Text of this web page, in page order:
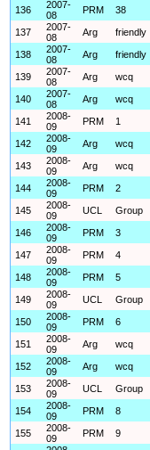
136
2007-
08
PRM 38
137
2007-
08
Arg friendly
138
2007-
08
Arg friendly
139
2007-
08
Arg wcq
140
2007-
08
Arg wcq
141
2008-
09
PRM 1
142
2008-
09
Arg wcq
143
2008-
09
Arg wcq
144
2008-
09
PRM 2
145
2008-
09
UCL Group
146
2008-
09
PRM 3
147
2008-
09
PRM 4
148
2008-
09
PRM 5
149
2008-
09
UCL Group
150
2008-
09
PRM 6
151
2008-
09
Arg wcq
152
2008-
09
Arg wcq
153
2008-
09
UCL Group
154
2008-
09
PRM 8
155
2008-
09
PRM 9